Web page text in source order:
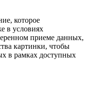
которое
в условиях
приеме данных,
картинки, чтобы
в рамках доступных